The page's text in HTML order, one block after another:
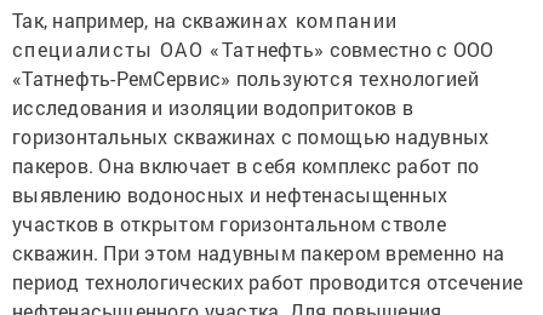
Так, например, на скважинах компании
специалисты ОАО «Татнефть» совместно с ООО
«Татнефть-РемСервис» пользуются технологией
исследования и изоляции водопритоков в
горизонтальных скважинах с помощью надувных
пакеров. Она включает в себя комплекс работ по
выявлению водоносных и нефтенасыщенных
участков в открытом горизонтальном стволе
скважин. При этом надувным пакером временно на
период технологических работ проводится отсечение